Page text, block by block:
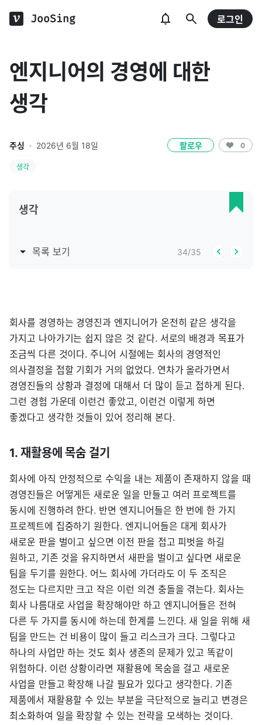
JooSing 로그인
엔지니어의 경영에 대한
생각
주싱 · 2026년 6월 18일 팔로우 0
생각
생각
목록 보기 34/35
회사를 경영하는 경영진과 엔지니어가 온전히 같은 생각을
가지고 나아가기는 쉽지 않은 것 같다. 서로의 배경과 목표가
조금씩 다른 것이다. 주니어 시절에는 회사의 경영적인
의사결정을 접할 기회가 거의 없었다. 연차가 올라가면서
경영진들의 상황과 결정에 대해서 더 많이 듣고 접하게 된다.
그런 경험 가운데 이런건 좋았고, 이런건 이렇게 하면
좋겠다고 생각한 것들이 있어 정리해 본다.
1. 재활용에 목숨 걸기
회사에 아직 안정적으로 수익을 내는 제품이 존재하지 않을 때
경영진들은 어떻게든 새로운 일을 만들고 여러 프로젝트를
동시에 진행하려 한다. 반면 엔지니어들은 한 번에 한 가지
프로젝트에 집중하기 원한다. 엔지니어들은 대게 회사가
새로운 판을 벌이고 싶으면 이전 판을 접고 피벗을 하길
원하고, 기존 것을 유지하면서 새판을 벌이고 싶다면 새로운
팀을 두기를 원한다. 어느 회사에 가더라도 이 두 조직은
정도는 다르지만 크고 작은 이런 의견 충돌을 겪는다. 회사는
회사 나름대로 사업을 확장해야만 하고 엔지니어들은 전혀
다른 두 가지를 동시에 하는데 한계를 느낀다. 새 일을 위해 새
팀을 만드는 건 비용이 많이 들고 리스크가 크다. 그렇다고
하나의 사업만 하는 것도 회사 생존의 문제가 있고 똑같이
위험하다. 이런 상황이라면 재활용에 목숨을 걸고 새로운
사업을 만들고 확장해 나갈 필요가 있다고 생각한다. 기존
제품에서 재활용할 수 있는 부분을 극단적으로 늘리고 변경은
최소화하여 일을 확장할 수 있는 전략을 모색하는 것이다.